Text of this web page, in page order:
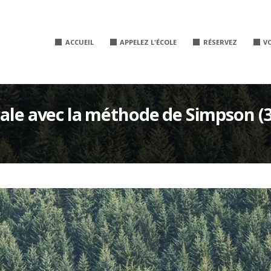
ACCUEIL APPELEZ L'ÉCOLE RÉSERVEZ
avec la méthode de Simpson